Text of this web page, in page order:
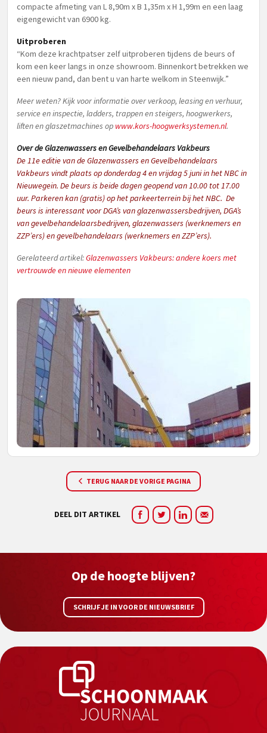
compacte afmeting van L 8,90m x B 1,35m x H 1,99m en een laag
eigengewicht van 6900 kg.
Uitproberen
“Kom deze krachtpatser zelf uitproberen tijdens de beurs of
kom een keer langs in onze showroom. Binnenkort betrekken we
een nieuw pand, dan bent u van harte welkom in Steenwijk.”
Meer weten? Kijk voor informatie over verkoop, leasing en verhuur,
service en inspectie, ladders, trappen en steigers, hoogwerkers,
liften en glaszetmachines op www.kors-hoogwerksystemen.nl.
Over de Glazenwassers en Gevelbehandelaars Vakbeurs
De 11e editie van de Glazenwassers en Gevelbehandelaars
Vakbeurs vindt plaats op donderdag 4 en vrijdag 5 juni in het NBC in
Nieuwegein. De beurs is beide dagen geopend van 10.00 tot 17.00
uur. Parkeren kan (gratis) op het parkeerterrein bij het NBC. De
beurs is interessant voor DGA’s van glazenwassersbedrijven, DGA’s
van gevelbehandelaarsbedrijven, glazenwassers (werknemers en
ZZP’ers) en gevelbehandelaars (werknemers en ZZP’ers).
Gerelateerd artikel:Glazenwassers Vakbeurs: andere koers met
vertrouwde en nieuwe elementen
TERUG NAAR DE VORIGE PAGINA
DEEL DIT ARTIKEL
Op de hoogte blijven?
SCHRIJF JE IN VOOR DE NIEUWSBRIEF